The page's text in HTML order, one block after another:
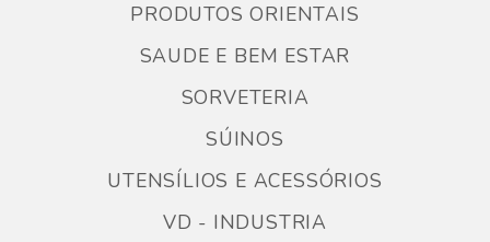
PRODUTOS ORIENTAIS
SAUDE E BEM ESTAR
SORVETERIA
SÚINOS
UTENSÍLIOS E ACESSÓRIOS
VD - INDUSTRIA